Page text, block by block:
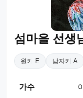
섬마을 선생
원키 E 남자키 A
가수